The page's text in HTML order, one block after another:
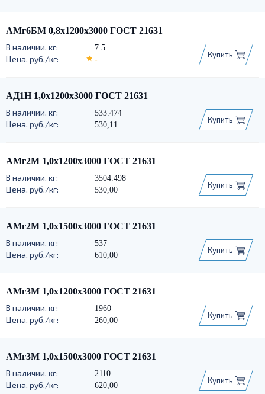
АМг6БМ 0,8х1200х3000 ГОСТ 21631
7.5
-
Купить
АД1Н 1,0х1200х3000 ГОСТ 21631
533.474
530,11
Купить
АМг2М 1,0х1200х3000 ГОСТ 21631
3504.498
530,00
Купить
АМг2М 1,0х1500х3000 ГОСТ 21631
537
610,00
Купить
АМг3М 1,0х1200х3000 ГОСТ 21631
1960
260,00
Купить
АМг3М 1,0х1500х3000 ГОСТ 21631
2110
620,00
Купить